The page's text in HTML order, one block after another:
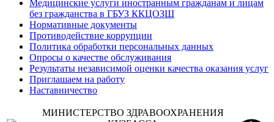
Медицинские услуги иностранным гражданам и лицам
без гражданства в ГБУЗ ККЦОЗШ
Нормативные документы
Противодействие коррупции
Политика обработки персональных данных
Опросы о качестве обслуживания
Результаты независимой оценки качества оказания услуг
Приглашаем на работу
Наставничество
МИНИСТЕРСТВО ЗДРАВООХРАНЕНИЯ